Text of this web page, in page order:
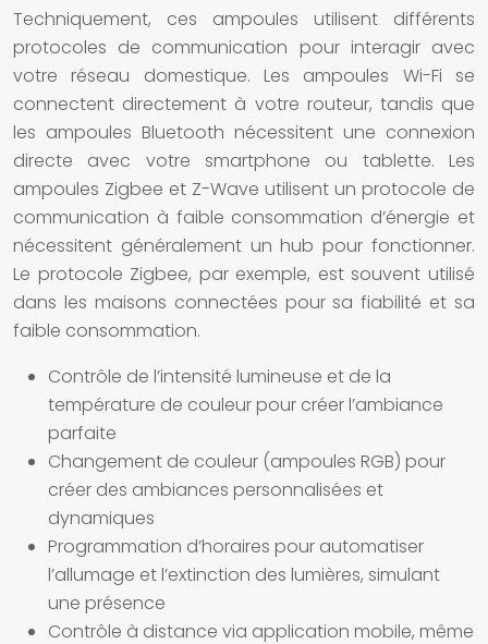
Techniquement, ces ampoules utilisent différents
protocoles de communication pour interagir avec
votre réseau domestique. Les ampoules Wi-Fise
connectent directement à votre routeur, tandis que
les ampoules Bluetooth nécessitent une connexion
directe avec votre smartphone ou tablette. Les
ampoules Zigbee et Z-Wave utilisent un protocole de
communication à faible consommation d’énergie et
nécessitent généralement un hub pour fonctionner.
Le protocole Zigbee, par exemple, est souvent utilisé
dans les maisons connectées pour sa fiabilité et sa
faible consommation.
Contrôle de l’intensité lumineuse et de la
température de couleur pour créer l’ambiance
parfaite
Changement de couleur (ampoules RGB) pour
créer des ambiances personnalisées et
dynamiques
Programmation d’horaires pour automatiser
l’allumage et l’extinction des lumières, simulant
une présence
Contrôle à distance via application mobile, même